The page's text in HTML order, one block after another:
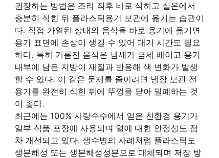
권장하는 방법은 조리 직후 바로 식히고 실온에서
충분히 식힌 뒤 플라스틱용기 보관에 옮기는 습관이
다. 직접 가열된 상태의 음식을 바로 용기에 옮기면
용기 표면에 손상이 생길 수 있어 대기 시간도 필요
하다. 특히 기름진 음식은 냄새가 금세 배이고 용기
내부에 남은 지방이 재질과 반응해 색 변화가 발생
할 수 있다. 이 같은 문제를 줄이려면 냉장 보관 전
용기를 완전히 식힌 뒤에 뚜껑을 닫아 밀폐하는 것
이 좋다.
최근에는 100% 사탕수수에서 얻은 친환경 용기가
일부 식품 포장에 사용되며 열에 대한 안정성도 점
차 개선되고 있다. 생수병의 사례처럼 플라스틱도
생분해성 또는 생분해성성분으로 대체되며 저장 방